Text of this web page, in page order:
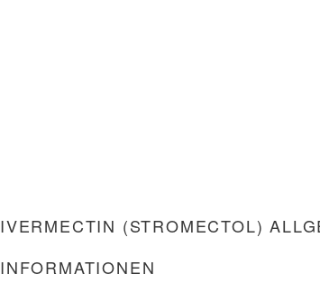
IVERMECTIN (STROMECTOL)
INFORMATIONEN